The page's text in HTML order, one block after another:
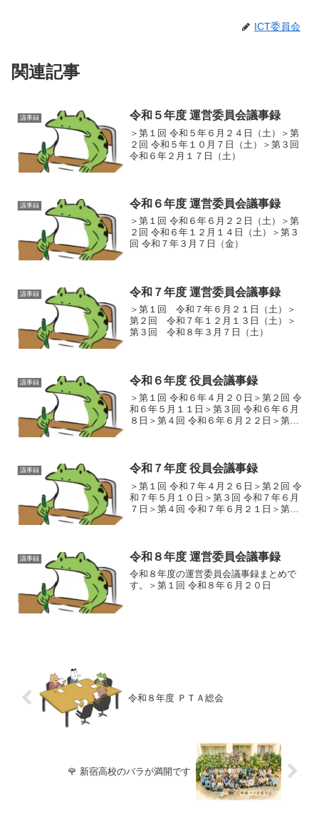
ICT委員会
関連記事
議事録 令和５年度 運営委員会議事録
＞第１回 令和５年６月２４日（土）＞第
２回 令和５年１０月７日（土）＞第３回
令和６年２月１７日（土）
議事録 令和６年度 運営委員会議事録
＞第１回 令和６年６月２２日（土）＞第
２回 令和６年１２月１４日（土）＞第３
回 令和７年３月７日（金）
議事録 令和７年度 運営委員会議事録
＞第１回 令和７年６月２１日（土）＞
第２回 令和７年１２月１３日（土）＞
第３回 令和８年３月７日（土）
議事録 令和６年度 役員会議事録
＞第１回 令和６年４月２０日＞第２回 令
和６年５月１１日＞第３回 令和６年６月
８日＞第４回 令和６年６月２２日＞第５
和６年...
議事録 令和７年度 役員会議事録
＞第１回 令和７年４月２６日＞第２回 令
和７年５月１０日＞第３回 令和７年６月
７日＞第４回 令和７年６月２１日＞第５
令和７...
議事録 令和８年度 運営委員会議事録
令和８年度の運営委員会議事録まとめで
す。＞第１回 令和８年６月２０日
令和８年度 ＰＴＡ総会
🌹 新宿高校のバラが満開です